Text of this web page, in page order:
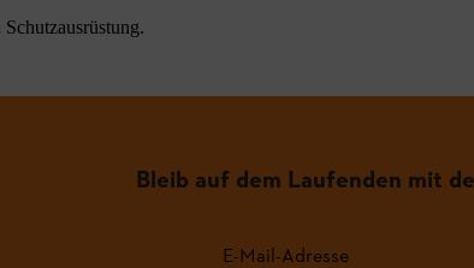
Bleib auf dem Laufenden mit
E-Mail-Adresse